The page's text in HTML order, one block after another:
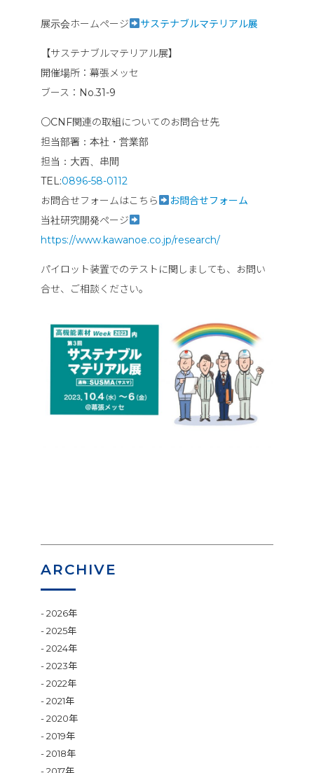
展示会ホームページ サステナブルマテリアル展
【サステナブルマテリアル展】
開催場所：幕張メッセ
ブース：No.31-9
〇CNF関連の取組についてのお問合せ先
担当部署：本社・営業部
担当：大西、串間
TEL:0896-58-0112
お問合せフォームはこちら
お問合せフォーム
当社研究開発ページ
https://www.kawanoe.co.jp/research/
パイロット装置でのテストに関しましても、お問い
合せ、ご相談ください。
ARCHIVE
2026年
2025年
2024年
2023年
2022年
2021年
2020年
2019年
2018年